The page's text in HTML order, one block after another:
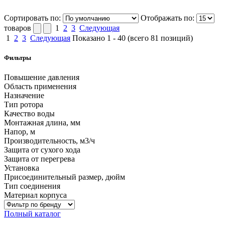
Сортировать по:
Отображать по:
товаров
1 2 3 Следующая
1
2 3 Следующая Показано 1 - 40 (всего 81 позиций)
Фильтры
Повышение давления
Область применения
Назначение
Тип ротора
Качество воды
Монтажная длина, мм
Напор, м
Производительность, м3/ч
Защита от сухого хода
Защита от перегрева
Установка
Присоединительный размер, дюйм
Тип соединения
Материал корпуса
Полный каталог